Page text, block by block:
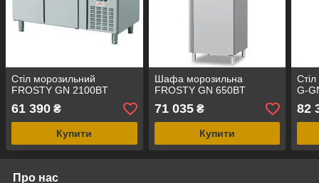
Стіл морозильний
FROSTY GN 2100BT
61 390 ₴
Купити
Шафа морозильна
FROSTY GN 650BT
71 035₴
Купити
G-
82
Про нас